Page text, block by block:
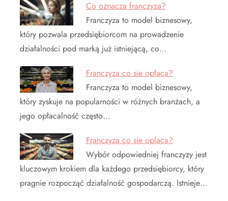
Co oznacza franczyza?
Franczyza to model biznesowy,
który pozwala przedsiębiorcom na prowadzenie
działalności pod marką już istniejącą, co…
Franczyza co sie opłaca?
Franczyza to model biznesowy,
który zyskuje na popularności w różnych branżach, a
jego opłacalność często…
Franczyza co sie oplaca?
Wybór odpowiedniej franczyzy jest
kluczowym krokiem dla każdego przedsiębiorcy, który
pragnie rozpocząć działalność gospodarczą. Istnieje…